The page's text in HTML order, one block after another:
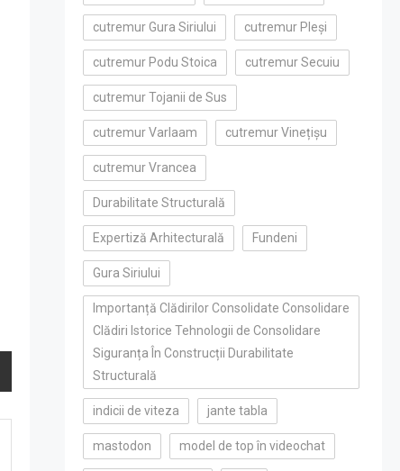
cutremur Gura Siriului cutremur Pleși
cutremur Podu Stoica cutremur Secuiu
cutremur Tojanii de Sus
cutremur Varlaam cutremur Vinețișu
cutremur Vrancea
Durabilitate Structurală
Expertiză Arhitecturală Fundeni
Gura Siriului
Importanță Clădirilor Consolidate Consolidare
Clădiri Istorice Tehnologii de Consolidare
Siguranța În Construcții Durabilitate
Structurală
indicii de viteza jante tabla
mastodon model de top în videochat